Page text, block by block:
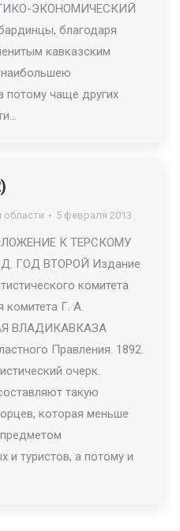
ЭКОНОМИЧЕСКИЙ
благодаря
кавказским
наибольшею
потому чаще других
области 5 февраля 2013
К ТЕРСКОМУ
ГОД ВТОРОЙ Издание
комитета
комитета Г. А.
ВЛАДИКАВКАЗА
Правления. 1892.
очерк.
такую
которая меньше
и туристов, а потому и